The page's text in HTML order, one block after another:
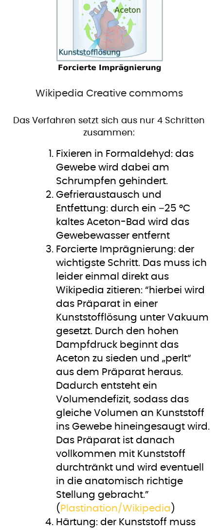
Wikipedia Creative commoms
Das Verfahren setzt sich aus nur 4 Schritten
zusammen:
Fixieren in Formaldehyd: das
Gewebe wird dabei am
Schrumpfen gehindert.
Gefrieraustausch und
Entfettung: durch ein −25 °C
kaltes Aceton-Bad wird das
Gewebewasser entfernt
Forcierte Imprägnierung: der
wichtigste Schritt. Das muss ich
leider einmal direkt aus
Wikipedia zitieren: “hierbei wird
das Präparat in einer
Kunststofflösung unter Vakuum
gesetzt. Durch den hohen
Dampfdruck beginnt das
Aceton zu sieden und „perlt“
aus dem Präparat heraus.
Dadurch entsteht ein
Volumendefizit, sodass das
gleiche Volumen an Kunststoff
ins Gewebe hineingesaugt wird.
Das Präparat ist danach
vollkommen mit Kunststoff
durchtränkt und wird eventuell
in die anatomisch richtige
Stellung gebracht.”
( Plastination/Wikipedia )
Härtung: der Kunststoff muss